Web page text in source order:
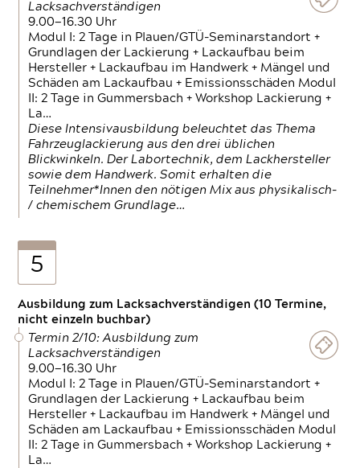
Lacksachverständigen
9.00—16.30 Uhr
Modul I: 2 Tage in Plauen/GTÜ-Seminarstandort +
Grundlagen der Lackierung + Lackaufbau beim
Hersteller + Lackaufbau im Handwerk + Mängel und
Schäden am Lackaufbau + Emissionsschäden Modul
II: 2 Tage in Gummersbach + Workshop Lackierung +
La…
Diese Intensivausbildung beleuchtet das Thema
Fahrzeuglackierung aus den drei üblichen
Blickwinkeln. Der Labortechnik, dem Lackhersteller
sowie dem Handwerk. Somit erhalten die
Teilnehmer*Innen den nötigen Mix aus physikalisch-
/ chemischem Grundlage…
5
Ausbildung zum Lacksachverständigen (10 Termine,
nicht einzeln buchbar)
Termin 2/10: Ausbildung zum
Lacksachverständigen
9.00—16.30 Uhr
Modul I: 2 Tage in Plauen/GTÜ-Seminarstandort +
Grundlagen der Lackierung + Lackaufbau beim
Hersteller + Lackaufbau im Handwerk + Mängel und
Schäden am Lackaufbau + Emissionsschäden Modul
II: 2 Tage in Gummersbach + Workshop Lackierung +
La…